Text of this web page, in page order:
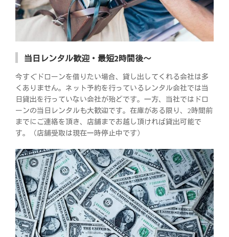
当日レンタル歓迎・最短2時間後～
今すぐドローンを借りたい場合、貸し出してくれる会社は多
くありません。ネット予約を行っているレンタル会社では当
日貸出を行っていない会社が殆どです。一方、当社ではドロ
ーンの当日レンタルも大歓迎です。在庫がある限り、2時間前
までにご連絡を頂き、店舗までお越し頂ければ貸出可能で
す。（店舗受取は現在一時停止中です）